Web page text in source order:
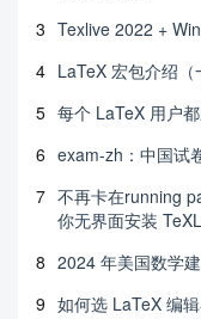
3 Texlive 2022 +
4 LaTeX 宏包介绍
5 每个 LaTeX 用户
6 exam-zh：中国试
7 不再卡在running
你无界面安装
8 2024 年美国数学
9 如何选 LaTeX 编